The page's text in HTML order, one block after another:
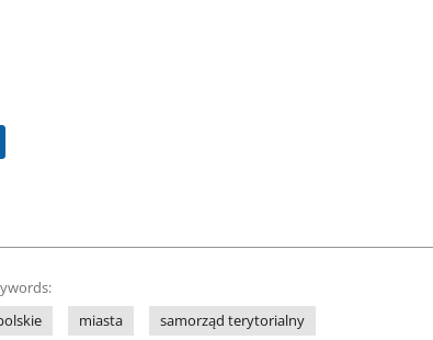
miasta samorząd terytorialny